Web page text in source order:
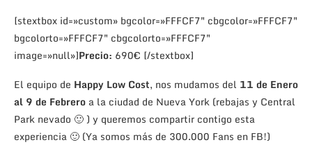
[stextbox id=»custom» bgcolor=»FFFCF7″ cbgcolor=»FFFCF7″
bgcolorto=»FFFCF7″ cbgcolorto=»FFFCF7″
image=»null»]Precio: 690€ [/stextbox]
El equipo de Happy Low Cost, nos mudamos del 11 de Enero
al 9 de Febrero a la ciudad de Nueva York (rebajas y Central
Park nevado 🙂 ) y queremos compartir contigo esta
experiencia 🙂 (Ya somos más de 300.000 Fans en FB!)